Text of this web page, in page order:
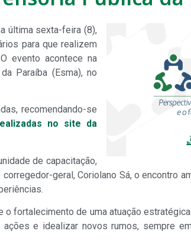
última sexta-feira (8),
para que realizem
evento acontece na
Paraíba (Esma), no
recomendando-se
no site da
de capacitação,
geral, Coriolano Sá, o encontro
fortalecimento de uma atuação
e idealizar novos rumos, sempre